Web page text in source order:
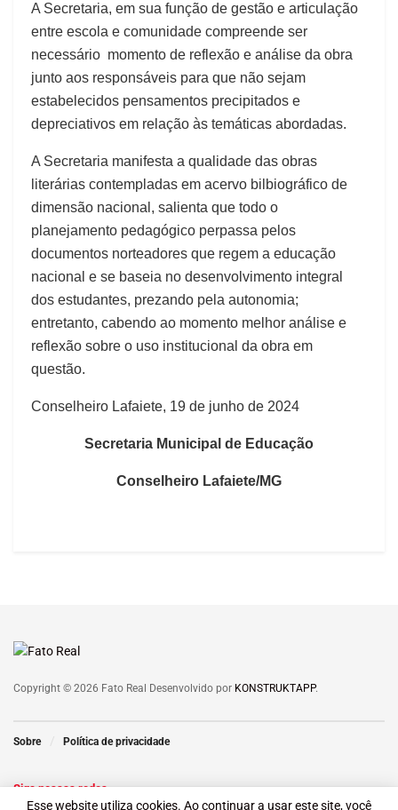
A Secretaria, em sua função de gestão e articulação
entre escola e comunidade compreende ser
necessário momento de reflexão e análise da obra
junto aos responsáveis para que não sejam
estabelecidos pensamentos precipitados e
depreciativos em relação às temáticas abordadas.
A Secretaria manifesta a qualidade das obras
literárias contempladas em acervo bilbiográfico de
dimensão nacional, salienta que todo o
planejamento pedagógico perpassa pelos
documentos norteadores que regem a educação
nacional e se baseia no desenvolvimento integral
dos estudantes, prezando pela autonomia;
entretanto, cabendo ao momento melhor análise e
reflexão sobre o uso institucional da obra em
questão.
Conselheiro Lafaiete, 19 de junho de 2024
Secretaria Municipal de Educação
Conselheiro Lafaiete/MG
Copyright © 2026 Fato Real Desenvolvido por KONSTRUKTAPP.
Sobre Política de privacidade
Siga nossas redes
Esse website utiliza cookies. Ao continuar a usar este site, você